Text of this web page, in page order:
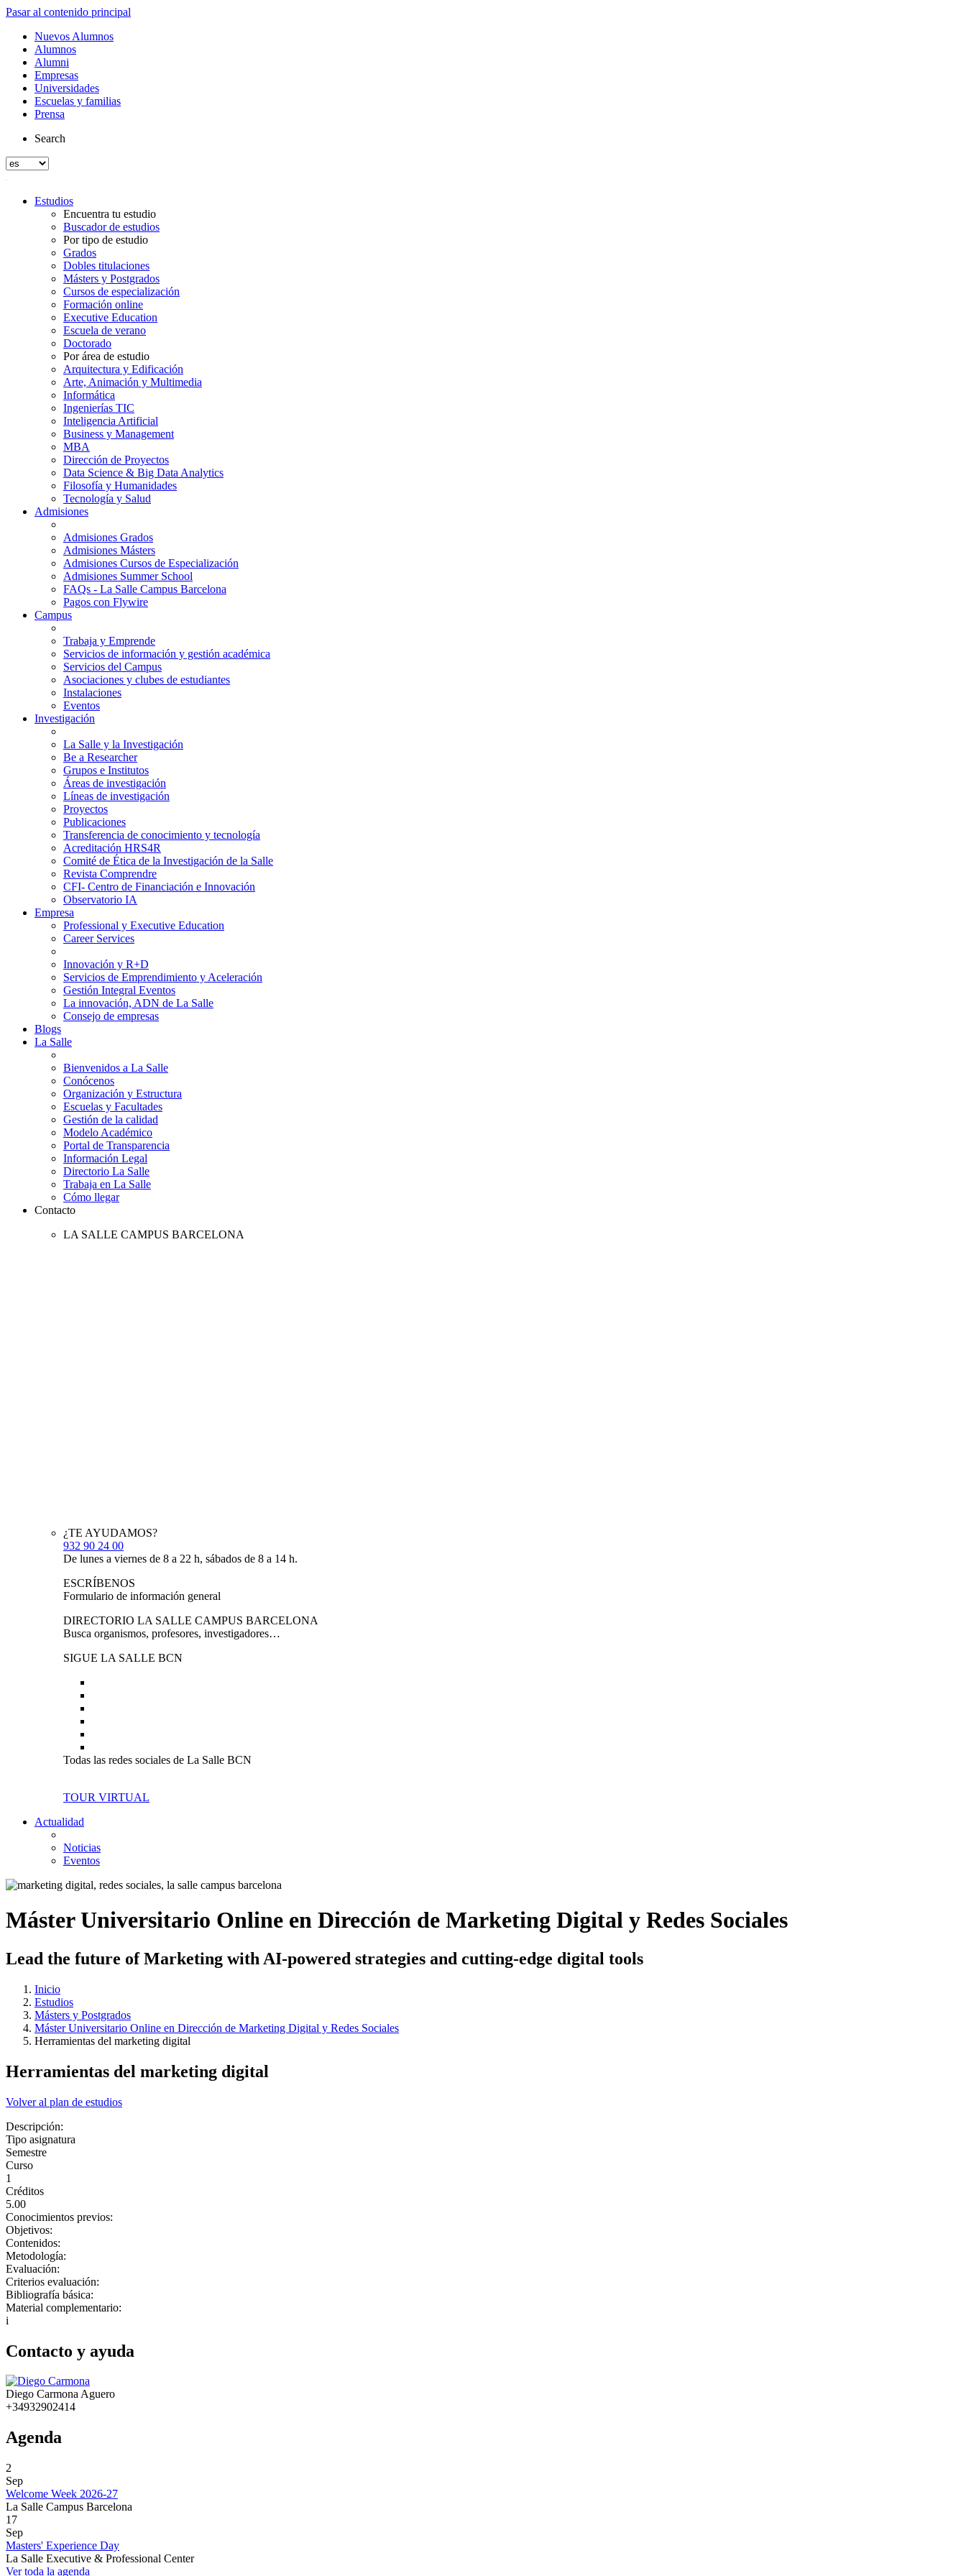
Pasar al contenido principal
Nuevos Alumnos
Alumnos
Alumni
Empresas
Universidades
Escuelas y familias
Prensa
Search
Estudios
Encuentra tu estudio
Buscador de estudios
Por tipo de estudio
Grados
Dobles titulaciones
Másters y Postgrados
Cursos de especialización
Formación online
Executive Education
Escuela de verano
Doctorado
Por área de estudio
Arquitectura y Edificación
Arte, Animación y Multimedia
Informática
Ingenierías TIC
Inteligencia Artificial
Business y Management
MBA
Dirección de Proyectos
Data Science & Big Data Analytics
Filosofía y Humanidades
Tecnología y Salud
Admisiones
Admisiones Grados
Admisiones Másters
Admisiones Cursos de Especialización
Admisiones Summer School
FAQs - La Salle Campus Barcelona
Pagos con Flywire
Campus
Trabaja y Emprende
Servicios de información y gestión académica
Servicios del Campus
Asociaciones y clubes de estudiantes
Instalaciones
Eventos
Investigación
La Salle y la Investigación
Be a Researcher
Grupos e Institutos
Áreas de investigación
Líneas de investigación
Proyectos
Publicaciones
Transferencia de conocimiento y tecnología
Acreditación HRS4R
Comité de Ética de la Investigación de la Salle
Revista Comprendre
CFI- Centro de Financiación e Innovación
Observatorio IA
Empresa
Professional y Executive Education
Career Services
Innovación y R+D
Servicios de Emprendimiento y Aceleración
Gestión Integral Eventos
La innovación, ADN de La Salle
Consejo de empresas
Blogs
La Salle
Bienvenidos a La Salle
Conócenos
Organización y Estructura
Escuelas y Facultades
Gestión de la calidad
Modelo Académico
Portal de Transparencia
Información Legal
Directorio La Salle
Trabaja en La Salle
Cómo llegar
Contacto
LA SALLE CAMPUS BARCELONA
¿TE AYUDAMOS?
932 90 24 00
De lunes a viernes de 8 a 22 h, sábados de 8 a 14 h.
ESCRÍBENOS
Formulario de información general
DIRECTORIO LA SALLE CAMPUS BARCELONA
Busca organismos, profesores, investigadores…
SIGUE LA SALLE BCN
Todas las redes sociales de La Salle BCN
TOUR VIRTUAL
Actualidad
Noticias
Eventos
Máster Universitario Online en Dirección de Marketing Digital y Redes Sociales
Lead the future of Marketing with AI-powered strategies and cutting-edge digital tools
Inicio
Estudios
Másters y Postgrados
Máster Universitario Online en Dirección de Marketing Digital y Redes Sociales
Herramientas del marketing digital
Herramientas del marketing digital
Volver al plan de estudios
Descripción:
Tipo asignatura
Semestre
Curso
1
Créditos
5.00
Conocimientos previos:
Objetivos:
Contenidos:
Metodología:
Evaluación:
Criterios evaluación:
Bibliografía básica:
Material complementario:
i
Contacto y ayuda
Diego Carmona Aguero
+34932902414
Agenda
2
Sep
Welcome Week 2026-27
La Salle Campus Barcelona
17
Sep
Masters' Experience Day
La Salle Executive & Professional Center
Ver toda la agenda